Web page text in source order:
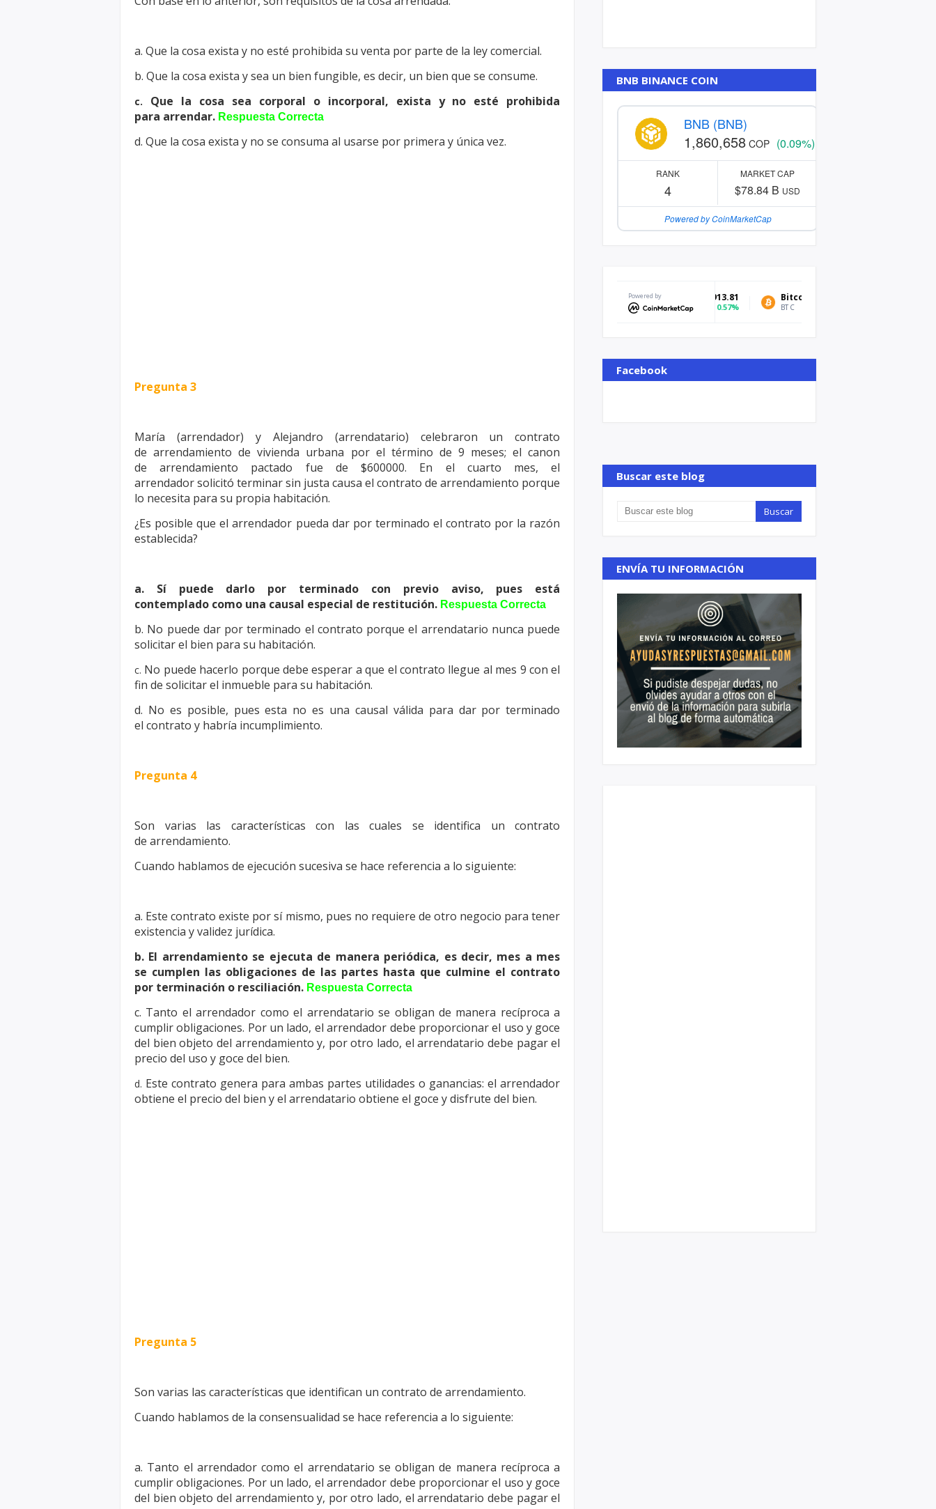
a. Que la cosa exista y no esté prohibida su venta por parte de la leycomercial.
b. Que la cosa exista y sea un bien fungible, es decir, un bien que se consume.
c. Que la cosa sea corporal o incorporal, exista y no esté prohibida
para arrendar. Respuesta Correcta
d. Que la cosa exista y no se consuma al usarse por primera y única vez.
Pregunta 3
María (arrendador) y Alejandro (arrendatario) celebraron un contrato
dearrendamiento de vivienda urbana por el término de 9 meses; el canon
dearrendamiento pactado fue de $600000. En el cuarto mes, el
arrendadorsolicitó terminar sin justa causa el contrato de arrendamiento porque
lo necesita para su propia habitación.
¿Es posible que el arrendador pueda dar por terminado el contrato por la razón
establecida?
a. Sí puede darlo por terminado con previo aviso, pues está
contemplado como una causal especial de restitución. Respuesta Correcta
b. No puede dar por terminado el contrato porque el arrendatario nunca puede
solicitar el bien para su habitación.
c. No puede hacerlo porque debe esperar a que el contrato llegue al mes 9 con el
fin de solicitar el inmueble para su habitación.
d. No es posible, pues esta no es una causal válida para dar por terminado
el contrato y habría incumplimiento.
Pregunta 4
Son varias las características con las cuales se identifica un contrato
de arrendamiento.
Cuando hablamos de ejecución sucesiva se hace referencia a lo siguiente:
a. Este contrato existe por sí mismo, pues no requiere de otro negocio paratener
existencia y validez jurídica.
b. El arrendamiento se ejecuta de manera periódica, es decir, mes a mes
se cumplen las obligaciones de las partes hasta que culmine el contrato
por terminación o resciliación. Respuesta Correcta
c. Tanto el arrendador como el arrendatario se obligan de manera recíprocaa
cumplir obligaciones. Por un lado, el arrendador debe proporcionar el uso y goce
del bien objeto del arrendamiento y, por otro lado, elarrendatario debe pagar el
precio del uso y goce del bien.
d. Este contrato genera para ambas partes utilidades o ganancias: elarrendador
obtiene el precio del bien y el arrendatario obtiene el goce ydisfrute del bien.
Pregunta 5
Son varias las características que identifican un contrato de arrendamiento.
Cuando hablamos de la consensualidad se hace referencia a lo siguiente:
a. Tanto el arrendador como el arrendatario se obligan de manera recíprocaa
cumplir obligaciones. Por un lado, el arrendador debe proporcionar el uso y goce
del bien objeto del arrendamiento y, por otro lado, elarrendatario debe pagar el
BNB BINANCE COIN
BNB (BNB)
1,860,658 COP (0.09%)
RANK
4
MARKET CAP
$78.84 B USD
Powered by CoinMarketCap
Powered by Bitcoin $64,846.94
BTC
Facebook
Buscar este blog
ENVÍA TU INFORMACIÓN